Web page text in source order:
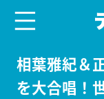
相葉雅紀＆
を大合唱！